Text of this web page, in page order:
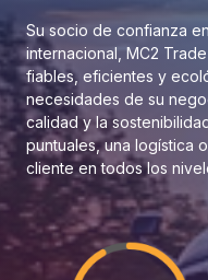
Su socio de confianza
internacional, MC2
fiables, eficientes y
necesidades de su
calidad y la
puntuales, una logística
cliente en todos los